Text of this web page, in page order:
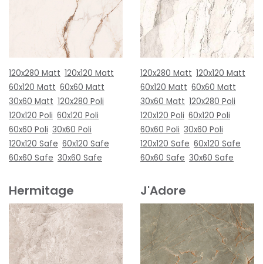
120x280 Matt 120x120 Matt
60x120 Matt 60x60 Matt
30x60 Matt 120x280 Poli
120x120 Poli 60x120 Poli
60x60 Poli 30x60 Poli
120x120 Safe 60x120 Safe
60x60 Safe 30x60 Safe
120x280 Matt 120x120 Matt
60x120 Matt 60x60 Matt
30x60 Matt 120x280 Poli
120x120 Poli 60x120 Poli
60x60 Poli 30x60 Poli
120x120 Safe 60x120 Safe
60x60 Safe 30x60 Safe
Hermitage J'Adore